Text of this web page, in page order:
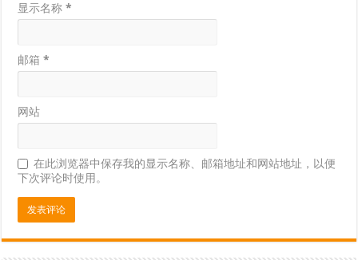
显示名称*
邮箱*
网站
在此浏览器中保存我的显示名称、邮箱地址和网站地址，以便
下次评论时使用。